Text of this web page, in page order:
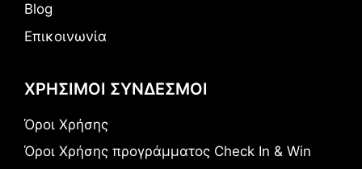
Blog
Επικοινωνία
ΧΡΗΣΙΜΟΙ ΣΥΝΔΕΣΜΟΙ
Όροι Χρήσης
Όροι Χρήσης προγράμματος Check In & Win